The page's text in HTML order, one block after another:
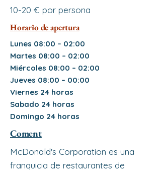
10-20 € por persona
Horario de apertura
Lunes 08:00 – 02:00
Martes 08:00 – 02:00
Miércoles 08:00 – 02:00
Jueves 08:00 – 00:00
Viernes 24 horas
Sabado 24 horas
Domingo 24 horas
Coment
McDonald's Corporation es una
franquicia de restaurantes de